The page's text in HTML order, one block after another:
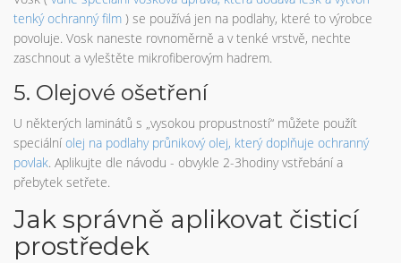
tenký ochranný film ) se používá jen na podlahy, které to výrobce
povoluje. Vosk naneste rovnoměrně a v tenké vrstvě, nechte
zaschnout a vyleštěte mikrofiberovým hadrem.
5. Olejové ošetření
U některých laminátů s „vysokou propustností“ můžete použít
speciální olej na podlahy průnikový olej, který doplňuje ochranný
povlak. Aplikujte dle návodu - obvykle 2-3hodiny vstřebání a
přebytek setřete.
Jak správně aplikovat čisticí
prostředek